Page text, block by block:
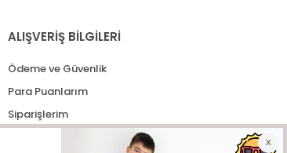
ALIŞVERİŞ BİLGİLERİ
Ödeme ve Güvenlik
Para Puanlarım
Siparişlerim